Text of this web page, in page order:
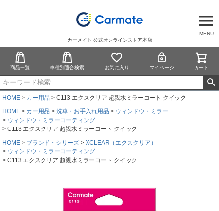
MENU
カーメイト 公式オンラインストア本店
商品一覧 車種別適合検索 お気に入り マイページ カート
HOME カー用品
C113 エクスクリア 超親水ミラーコート クイック
HOME
カー用品 洗車・お手入れ用品
ウィンドウ・ミラー
ウィンドウ・ミラーコーティング
C113 エクスクリア 超親水ミラーコート クイック
HOME
ブランド・シリーズ
XCLEAR（エクスクリア）
ウィンドウ・ミラーコーティング
C113 エクスクリア 超親水ミラーコート クイック